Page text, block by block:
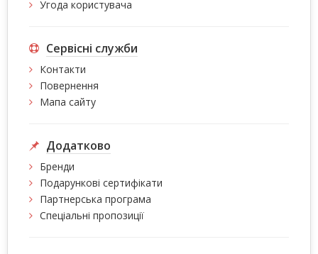
Угода користувача
Сервісні служби
Контакти
Повернення
Мапа сайту
Додатково
Бренди
Подарункові сертифікати
Партнерська програма
Спеціальні пропозиції